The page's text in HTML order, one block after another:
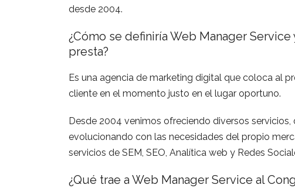
desde 2004.
¿Cómo se definiría Web Manager
presta?
Es una agencia de marketing digital que coloca al
cliente en el momento justo en el lugar oportuno.
Desde 2004 venimos ofreciendo diversos servicios,
evolucionando con las necesidades del propio
servicios de SEM, SEO, Analítica web y Redes
¿Qué trae a Web Manager Service al